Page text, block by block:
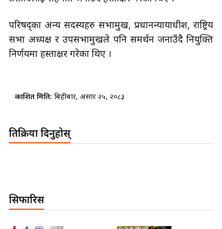
परिषद्का अन्य सदस्यहरु सभामुख, प्रधानन्यायाधीश, राष्ट्रिय
सभा अध्यक्ष र उपसभामुखले पनि समर्थन जनाउँदै नियुक्ति
निर्णयमा हस्ताक्षर गरेका थिए ।
प्रकाशित मिति: बिहीबार, असार २५, २०८३
प्रतिक्रिया दिनुहोस्
सिफारिस